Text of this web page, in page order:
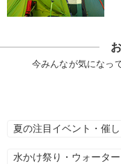
今みんなが気になっ
夏の注目イベント・催
水かけ祭り・ウォータ